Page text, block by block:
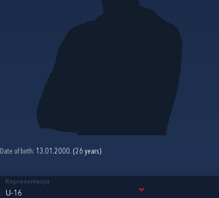
Date of birth: 13.01.2000. (26 years)
Reprezentacija
U-16